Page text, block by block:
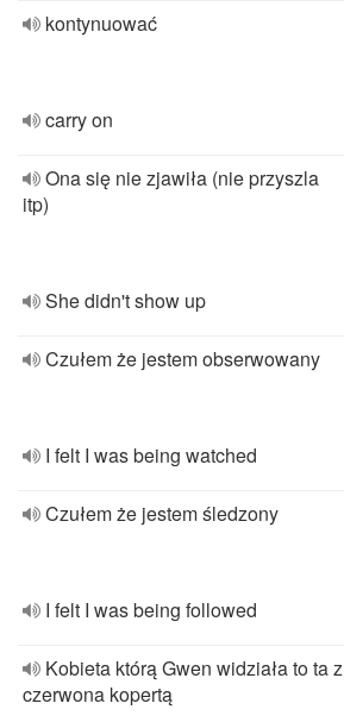
kontynuować
carry on
Ona się nie zjawiła (nie przyszla
itp)
She didn't show up
Czułem że jestem obserwowany
I felt I was being watched
Czułem że jestem śledzony
I felt I was being followed
Kobieta którą Gwen widziała to ta z
czerwona kopertą